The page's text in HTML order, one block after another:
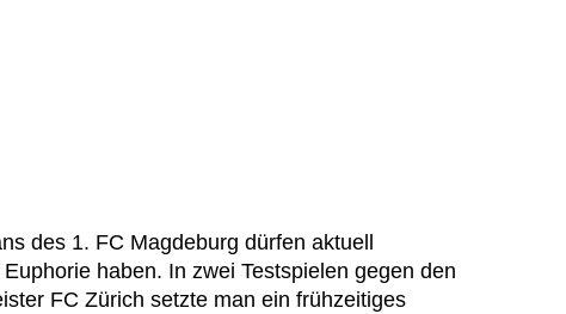
des 1. FC Magdeburg dürfen aktuell
haben. In zwei Testspielen gegen den
FC Zürich setzte man ein frühzeitiges